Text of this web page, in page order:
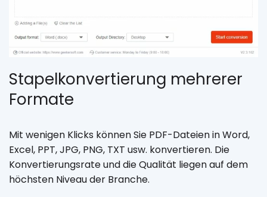
Stapelkonvertierung mehrerer
Formate
Mit wenigen Klicks können Sie PDF-Dateien in Word,
Excel, PPT, JPG, PNG, TXT usw. konvertieren. Die
Konvertierungsrate und die Qualität liegen auf dem
höchsten Niveau der Branche.